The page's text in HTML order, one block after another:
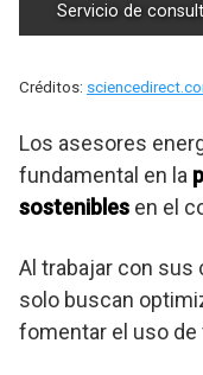
Servicio de
Créditos:
Los asesores
fundamental en la
sostenibles en el
Al trabajar con
solo buscan
fomentar el uso